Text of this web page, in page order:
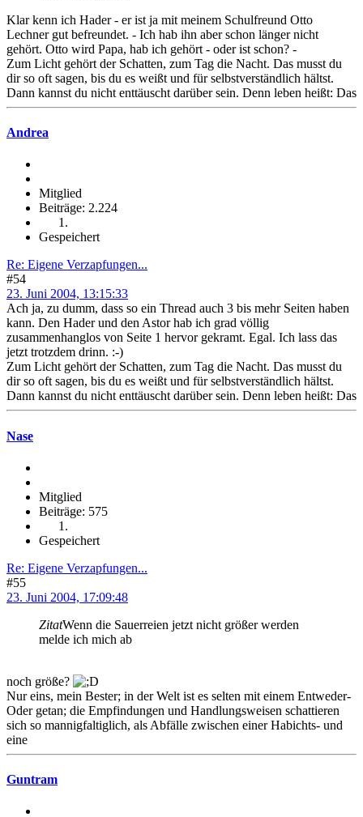
Klar kenn ich Hader - er ist ja mit meinem Schulfreund Otto
Lechner gut befreundet. - Ich hab ihn aber schon länger nicht
gehört. Otto wird Papa, hab ich gehört - oder ist schon? -
Zum Licht gehört der Schatten, zum Tag die Nacht. Das musst du
dir so oft sagen, bis du es weißt und für selbstverständlich hältst.
Dann kannst du nicht enttäuscht darüber sein. Denn leben heißt: Das
Andrea
Mitglied
Beiträge: 2.224
Gespeichert
Re: Eigene Verzapfungen...
#54
23. Juni 2004, 13:15:33
Ach ja, zu dumm, dass so ein Thread auch 3 bis mehr Seiten haben
kann. Den Hader und den Astor hab ich grad völlig
zusammenhanglos von Seite 1 hervor gekramt. Egal. Ich lass das
jetzt trotzdem drinn. :-)
Zum Licht gehört der Schatten, zum Tag die Nacht. Das musst du
dir so oft sagen, bis du es weißt und für selbstverständlich hältst.
Dann kannst du nicht enttäuscht darüber sein. Denn leben heißt: Das
Nase
Mitglied
Beiträge: 575
Gespeichert
Re: Eigene Verzapfungen...
#55
23. Juni 2004, 17:09:48
ZitatWenn die Sauerreien jetzt nicht größer werden
melde ich mich ab
noch größe?
Nur eins, mein Bester; in der Welt ist es selten mit einem Entweder-
Oder getan; die Empfindungen und Handlungsweisen schattieren
sich so mannigfaltiglich, als Abfälle zwischen einer Habichts- und
eine
Guntram